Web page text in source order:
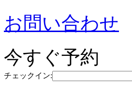
お問い合わせ
今すぐ予約
チェックイン: